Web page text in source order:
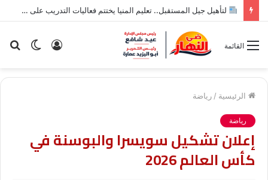
لتأهيل جيل المستقبل.. تعليم المنيا يختتم فعاليات التدريب على أدوات الذكاء الاصطناعي لطلاب الإعدادية
الوضع تسجيل
القائمة
الرئيسية / رياضة
رياضة
إعلان تشكيل سويسرا والبوسنة في
كأس العالم 2026